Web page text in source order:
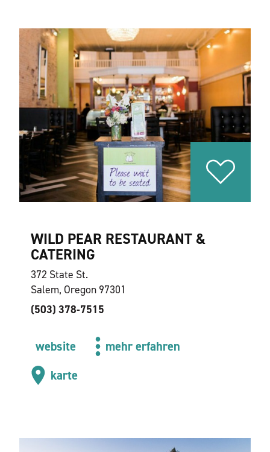
WILD PEAR RESTAURANT &
CATERING
372 State St.
Salem, Oregon 97301
(503) 378-7515
website
mehr erfahren
karte